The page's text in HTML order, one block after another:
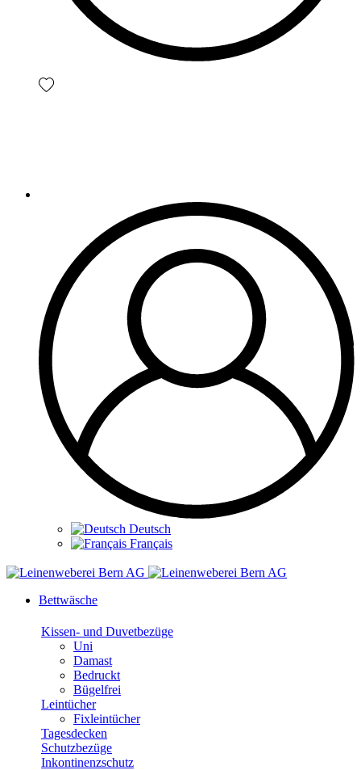
Deutsch
Français
Bettwäsche
Kissen- und Duvetbezüge
Uni
Damast
Bedruckt
Bügelfrei
Leintücher
Fixleintücher
Tagesdecken
Schutzbezüge
Inkontinenzschutz